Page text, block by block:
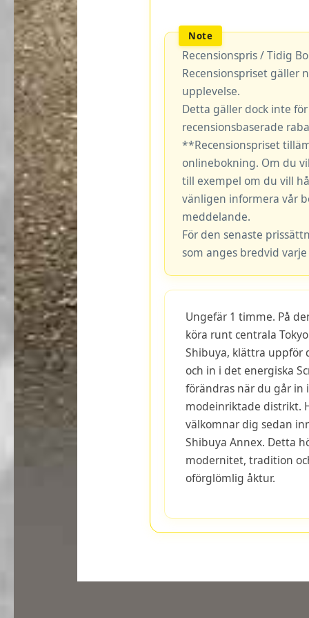
Recensionspris / Tidig
Recensionspriset gäller
upplevelse.
Detta gäller dock inte
recensionsbaserade
**Recensionspriset
onlinebokning. Om du
till exempel om du vill
vänligen informera vår
meddelande.
För den senaste
som anges bredvid
Ungefär 1 timme. På
köra runt centrala
Shibuya, klättra uppför
och in i det energiska
förändras när du går in
modeinriktade distrikt.
välkomnar dig sedan
Shibuya Annex. Detta
modernitet, tradition
oförglömlig åktur.